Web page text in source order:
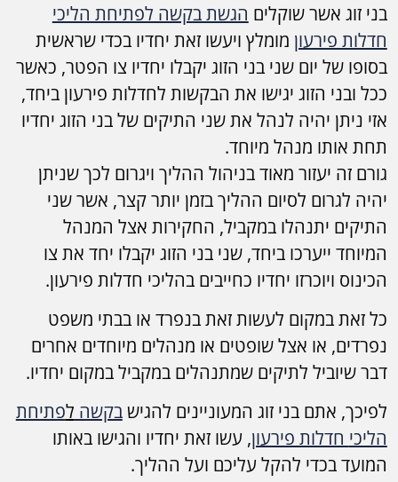
בני זוג אשר שוקלים הגשת בקשה לפתיחת הליכי
חדלות פירעון מומלץ ויעשו זאת יחדיו בכדי שראשית
בסופו של יום שני בני הזוג יקבלו יחדיו צו הפטר, כאשר
ככל ובני הזוג יגישו את הבקשות לחדלות פירעון ביחד,
אזי ניתן יהיה לנהל את שני התיקים של בני הזוג יחדיו
תחת אותו מנהל מיוחד.
גורם זה יעזור מאוד בניהול ההליך ויגרום לכך שניתן
יהיה לגרום לסיום ההליך בזמן יותר קצר, אשר שני
התיקים יתנהלו במקביל, החקירות אצל המנהל
המיוחד ייערכו ביחד, שני בני הזוג יקבלו יחד את צו
הכינוס ויוכרזו יחדיו כחייבים בהליכי חדלות פירעון.
כל זאת במקום לעשות זאת בנפרד או בבתי משפט
נפרדים, או אצל שופטים או מנהלים מיוחדים אחרים
דבר שיוביל לתיקים שמתנהלים במקביל במקום יחדיו.
לפיכך, אתם בני זוג המעוניינים להגישבקשה לפתיחת
הליכי חדלות פירעון, עשו זאת יחדיו והגישו באותו
המועד בכדי להקל עליכם ועל ההליך.